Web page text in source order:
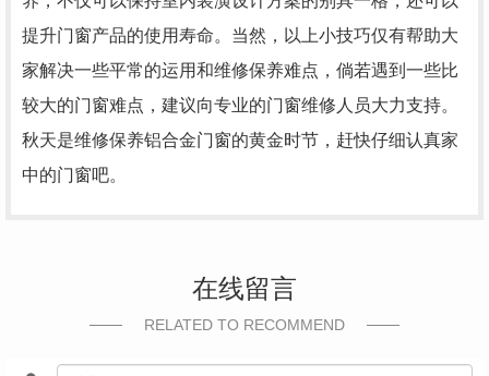
提升门窗产品的使用寿命。当然，以上小技巧仅有帮助大
家解决一些平常的运用和维修保养难点，倘若遇到一些比
较大的门窗难点，建议向专业的门窗维修人员大力支持。
秋天是维修保养铝合金门窗的黄金时节，赶快仔细认真家
中的门窗吧。
在线留言
RELATED TO RECOMMEND